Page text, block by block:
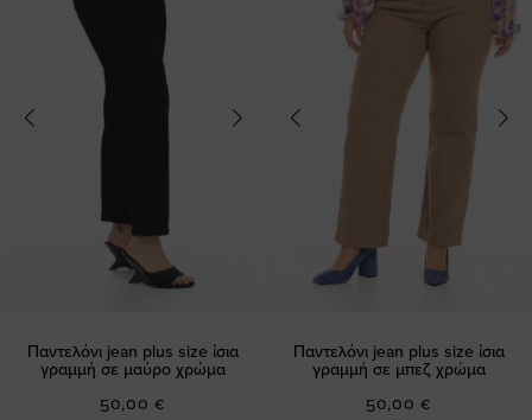
Παντελόνι jean plus size ίσια
γραμμή σε μαύρο χρώμα
50,00 €
Παντελόνι jean plus size ίσια
γραμμή σε μπεζ χρώμα
50,00 €